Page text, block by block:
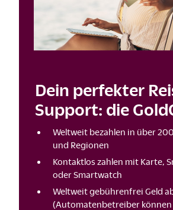
Dein perfekter
Support: die
Weltweit bezahlen in über
und Regionen
Kontaktlos zahlen mit Karte,
oder Smartwatch
Weltweit gebührenfrei Geld
(Automatenbetreiber können